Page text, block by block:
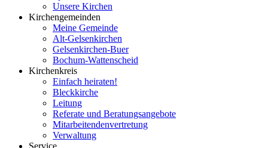
Unsere Kirchen
Kirchengemeinden
Meine Gemeinde
Alt-Gelsenkirchen
Gelsenkirchen-Buer
Bochum-Wattenscheid
Kirchenkreis
Einfach heiraten!
Bleckkirche
Leitung
Referate und Beratungsangebote
Mitarbeitendenvertretung
Verwaltung
Service